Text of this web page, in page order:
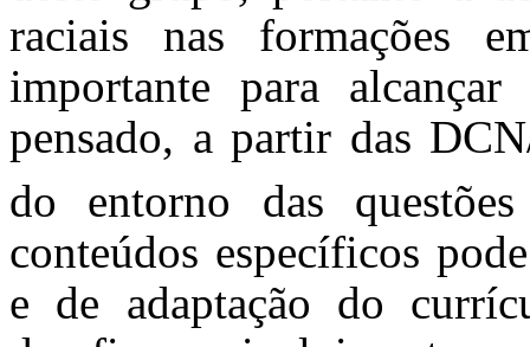
raciais nas formações
importante para
pensado, a partir das
do entorno das
conteúdos específicos
e de adaptação do